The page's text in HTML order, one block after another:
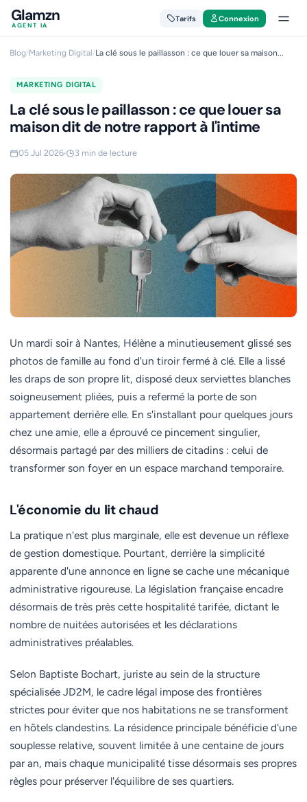
Glamzn
AGENT IA
Tarifs Connexion
Blog/Marketing Digital/La clé sous le paillasson : ce que louer sa maison...
MARKETING DIGITAL
La clé sous le paillasson : ce que louer sa
maison dit de notre rapport à l'intime
05 Jul 2026 3 min de lecture
Un mardi soir à Nantes, Hélène a minutieusement glissé ses
photos de famille au fond d'un tiroir fermé à clé. Elle a lissé
les draps de son propre lit, disposé deux serviettes blanches
soigneusement pliées, puis a refermé la porte de son
appartement derrière elle. En s'installant pour quelques jours
chez une amie, elle a éprouvé ce pincement singulier,
désormais partagé par des milliers de citadins : celui de
transformer son foyer en un espace marchand temporaire.
L'économie du lit chaud
La pratique n'est plus marginale, elle est devenue un réflexe
de gestion domestique. Pourtant, derrière la simplicité
apparente d'une annonce en ligne se cache une mécanique
administrative rigoureuse. La législation française encadre
désormais de très près cette hospitalité tarifée, dictant le
nombre de nuitées autorisées et les déclarations
administratives préalables.
Selon Baptiste Bochart, juriste au sein de la structure
spécialisée JD2M, le cadre légal impose des frontières
strictes pour éviter que nos habitations ne se transforment
en hôtels clandestins. La résidence principale bénéficie d'une
souplesse relative, souvent limitée à une centaine de jours
par an, mais chaque municipalité tisse désormais ses propres
règles pour préserver l'équilibre de ses quartiers.